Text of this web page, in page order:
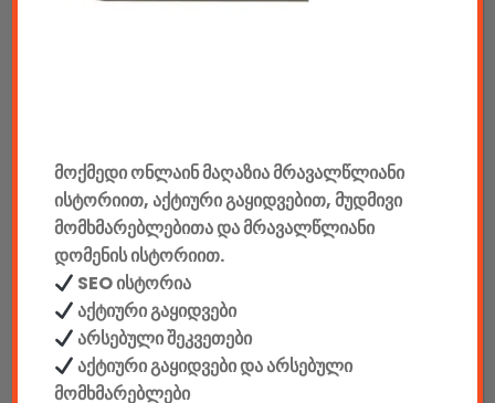
ელემენტები
აკკუმულატორები
კაბელები & დამტენები
დისკები
ჩანთები
მოქმედი ონლაინ მაღაზია მრავალწლიანი
ისტორიით, აქტიური გაყიდვებით, მუდმივი
მომხმარებლებითა და მრავალწლიანი
დომენის ისტორიით.
SEO ისტორია
აქტიური გაყიდვები
არსებული შეკვეთები
აქტიური გაყიდვები და არსებული
მომხმარებლები